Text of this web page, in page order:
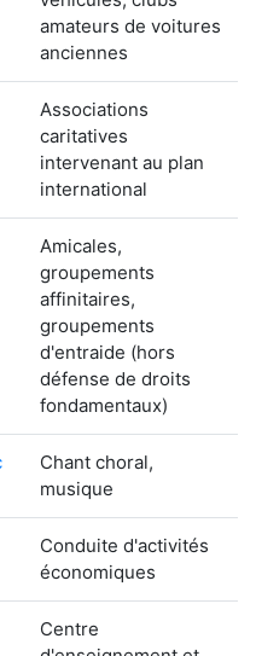
amateurs de voitures
anciennes
Associations
caritatives
intervenant au plan
international
Amicales,
groupements
affinitaires,
groupements
d'entraide (hors
défense de droits
fondamentaux)
Chant choral,
musique
Conduite d'activités
économiques
Centre